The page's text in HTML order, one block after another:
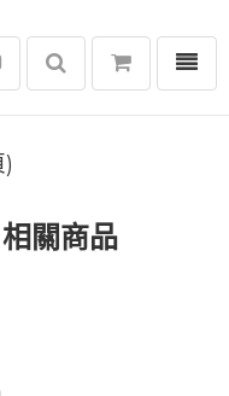
選單
關商品